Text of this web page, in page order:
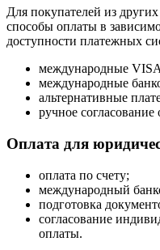
Для покупателей из
способы оплаты в
доступности платежных
международные
международные
альтернативные
ручное
Оплата для
оплата по счету;
международный
подготовка
согласование
оплаты.